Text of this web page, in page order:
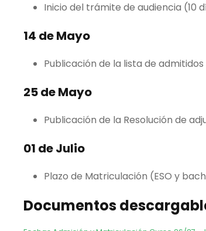
Inicio del trámite de audiencia (10
14 de Mayo
Publicación de la lista de admitidos
25 de Mayo
Publicación de la Resolución de
01 de Julio
Plazo de Matriculación (ESO y
Documentos